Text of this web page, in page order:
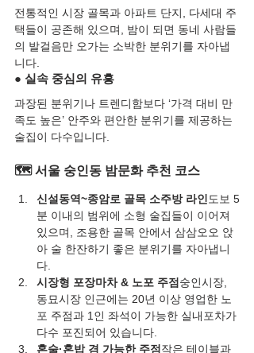
전통적인 시장 골목과 아파트 단지, 다세대 주
택들이 공존해 있으며, 밤이 되면 동네 사람들
의 발걸음만 오가는 소박한 분위기를 자아냅
니다.
● 실속 중심의 유흥
과장된 분위기나 트렌디함보다 ‘가격 대비 만
족도 높은’ 안주와 편안한 분위기를 제공하는
술집이 다수입니다.
🗺️ 서울 숭인동 밤문화 추천 코스
신설동역~종암로 골목 소주방 라인 도보 5
분 이내의 범위에 소형 술집들이 이어져
있으며, 조용한 골목 안에서 삼삼오오 앉
아 술 한잔하기 좋은 분위기를 자아냅니
다.
시장형 포장마차 & 노포 주점 숭인시장,
동묘시장 인근에는 20년 이상 영업한 노
포 주점과 1인 좌석이 가능한 실내포차가
다수 포진되어 있습니다.
혼술·혼밥 겸 가능한 주점 작은 테이블과